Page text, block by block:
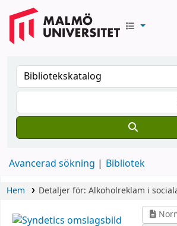
Avancerad sökning Bibliotek
Hem Detaljer för: Alkoholreklam i